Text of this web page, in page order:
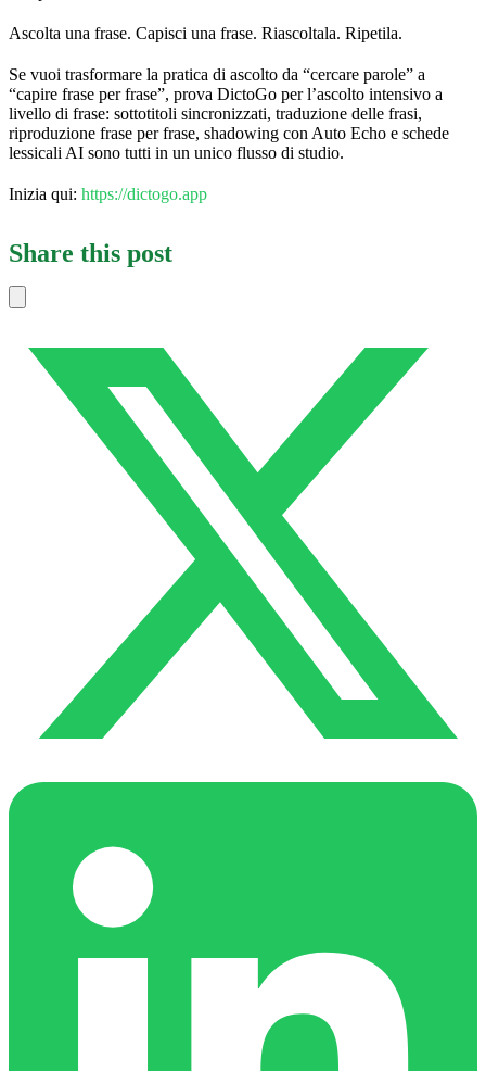
Ascolta una frase. Capisci una frase. Riascoltala. Ripetila.
Se vuoi trasformare la pratica di ascolto da “cercare parole” a
“capire frase per frase”, prova DictoGo per l’ascolto intensivo a
livello di frase: sottotitoli sincronizzati, traduzione delle frasi,
riproduzione frase per frase, shadowing con Auto Echo e schede
lessicali AI sono tutti in un unico flusso di studio.
Inizia qui: https://dictogo.app
Share this post